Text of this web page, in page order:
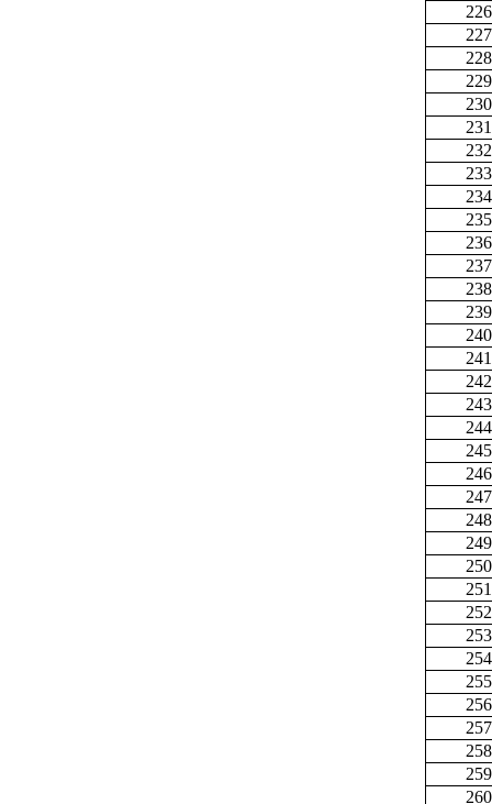
226
227
228
229
230
231
232
233
234
235
236
237
238
239
240
241
242
243
244
245
246
247
248
249
250
251
252
253
254
255
256
257
258
259
260